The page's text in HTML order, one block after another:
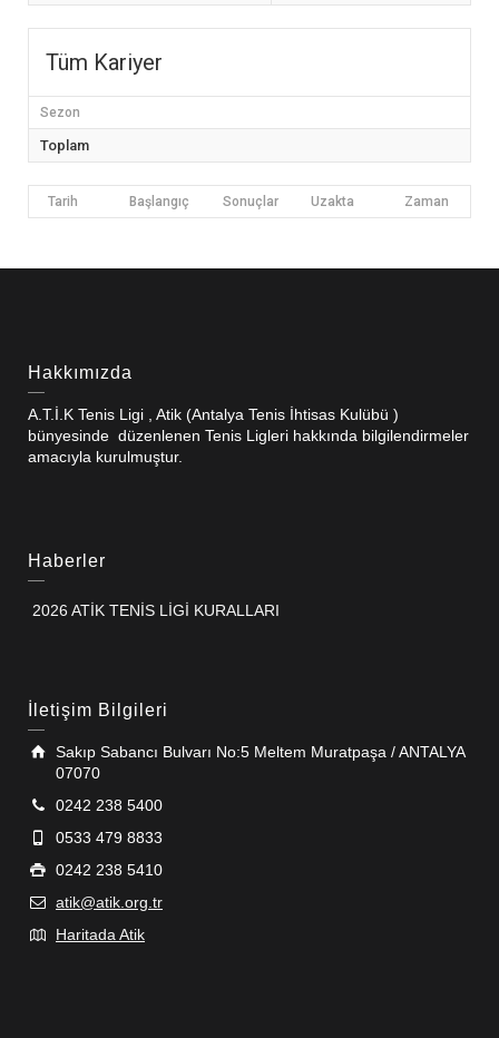
Tüm Kariyer
Sezon
Toplam
Tarih Başlangıç Sonuçlar Uzakta Zaman
Hakkımızda
A.T.İ.K Tenis Ligi , Atik (Antalya Tenis İhtisas Kulübü )
bünyesinde düzenlenen Tenis Ligleri hakkında bilgilendirmeler
amacıyla kurulmuştur.
Haberler
2026 ATİK TENİS LİGİ KURALLARI
İletişim Bilgileri
Sakıp Sabancı Bulvarı No:5 Meltem Muratpaşa / ANTALYA
07070
0242 238 5400
0533 479 8833
0242 238 5410
atik@atik.org.tr
Haritada Atik